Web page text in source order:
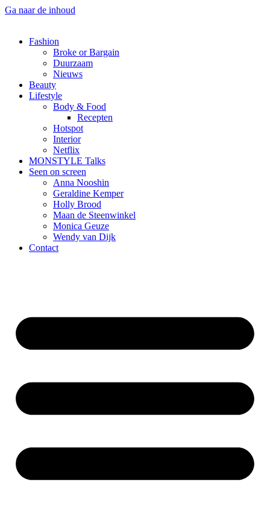
Ga naar de inhoud
Fashion
Broke or Bargain
Duurzaam
Nieuws
Beauty
Lifestyle
Body & Food
Recepten
Hotspot
Interior
Netflix
MONSTYLE Talks
Seen on screen
Anna Nooshin
Geraldine Kemper
Holly Brood
Maan de Steenwinkel
Monica Geuze
Wendy van Dijk
Contact